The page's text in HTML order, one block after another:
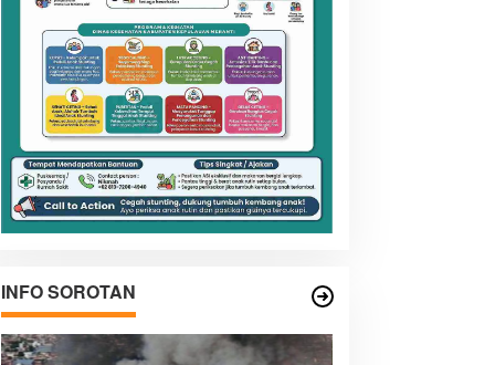
INFO SOROTAN